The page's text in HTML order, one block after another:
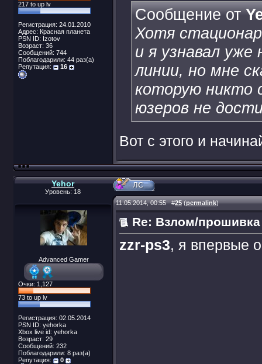
217 to up lv
Регистрация: 24.01.2010
Адрес: Красная планета
PSN ID: Izotov
Возраст: 36
Сообщений: 744
Поблагодарили: 44 раз(а)
Репутация:
16
Сообщение от
Хотя
и я узнавал
линии, но мне
которую никто
юзеров не
Вот с этого и
Yehor
Уровень: 18
Advanced Gamer
Очки: 1,127
73 to up lv
Регистрация: 02.05.2014
PSN ID: yehorka
Xbox live id: yehorka
Возраст: 29
Сообщений: 232
Поблагодарили: 8 раз(а)
Репутация:
0
11.05.2014, 00:55#25(permalink)
Re: Взлом/прошивка
zzr-ps3, я впервые